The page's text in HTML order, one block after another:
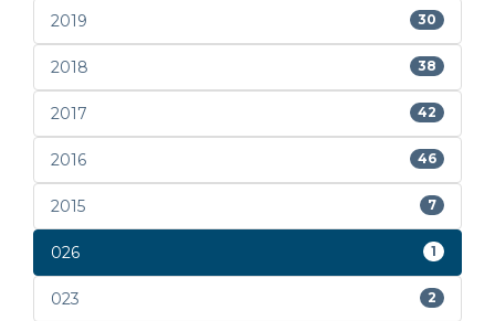
2019 30
2018 38
2017 42
2016 46
2015 7
026 1
023 2